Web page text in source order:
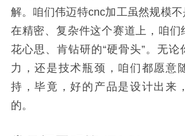
解。咱们伟迈特cnc加工虽然规模
在精密、复杂件这个赛道上，咱们
花心思、肯钻研的“硬骨头”。无论
力，还是技术瓶颈，咱们都愿意
持，毕竟，好的产品是设计出来
的。